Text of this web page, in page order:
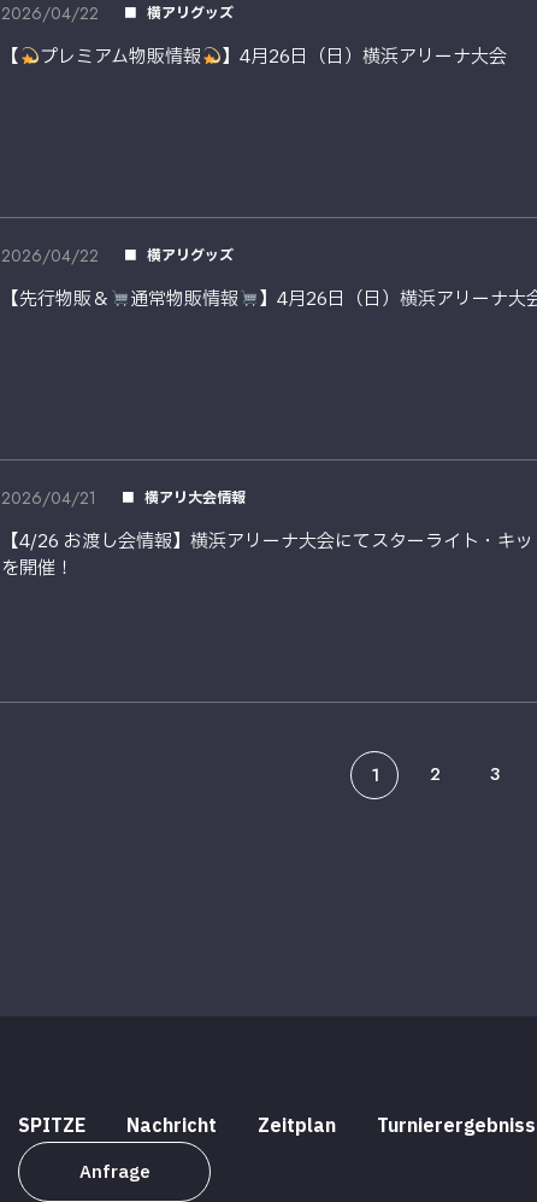
2026/04/22 横アリグッズ
【 プレミアム物販情報 】4月26日（日）横浜アリーナ大会
2026/04/22 横アリグッズ
【先行物販＆ 通常物販情報 】4月26日（日）横浜アリーナ大
2026/04/21 横アリ大会情報
【4/26 お渡し会情報】横浜アリーナ大会にてスターライト・キ
を開催！
1 2 3
SPITZE Nachricht Zeitplan
Anfrage